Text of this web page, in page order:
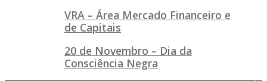
VRA – Área Mercado Financeiro e
de Capitais
20 de Novembro – Dia da
Consciência Negra